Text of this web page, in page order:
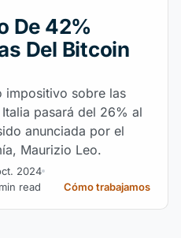
De 42%
Del Bitcoin
sobre las
pasará del 26% al
anunciada por el
Maurizio Leo.
2024
read Cómo trabajamos